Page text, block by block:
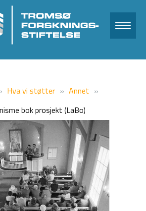
Hva vi støtter
Annet
bok prosjekt (LaBo)